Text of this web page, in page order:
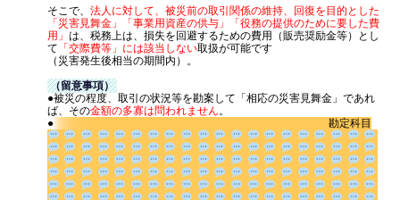
そこで、 法人に対して、被災前の取引関係の維持、回復を目的とした
「災害見舞金」「事業用資産の供与」「役務の提供のために要した費
用」 は、税務上は、損失を回避するための費用（販売奨励金等）とし
て 「交際費等」には該当しない取扱が可能です
（災害発生後相当の期間内）。
（留意事項）
●被災の程度、取引の状況等を勘案して「相応の災害見舞金」であれ
ば、その金額の多寡は問われません 。
●
勘定科目